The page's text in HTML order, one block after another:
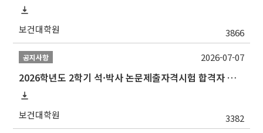
보건대학원 3866
공지사항
2026학년도 2학기 석·박사 논문제출자격시험 합격자 공고(TSQ Exam Result)
보건대학원 3382
2026-07-07